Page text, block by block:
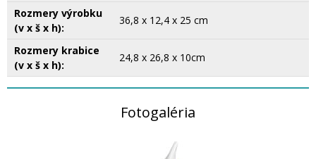
Rozmery výrobku
(v x š x h):
36,8 x 12,4 x 25 cm
Rozmery krabice
(v x š x h):
24,8 x 26,8 x 10cm
Fotogaléria